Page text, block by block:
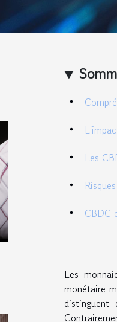
Les
CBDC
Les
monétaire